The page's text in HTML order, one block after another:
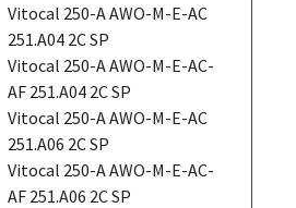
Vitocal 250-A AWO-M-E-AC
251.A04 2C SP
Vitocal 250-A AWO-M-E-AC-
AF 251.A04 2C SP
Vitocal 250-A AWO-M-E-AC
251.A06 2C SP
Vitocal 250-A AWO-M-E-AC-
AF 251.A06 2C SP